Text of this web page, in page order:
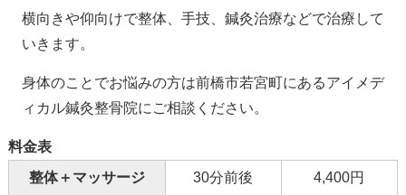
横向きや仰向けで整体、手技、鍼灸治療などで治療して
いきます。
身体のことでお悩みの方は前橋市若宮町にあるアイメデ
ィカル鍼灸整骨院にご相談ください。
料金表
整体＋マッサージ
30分前後 4,400円